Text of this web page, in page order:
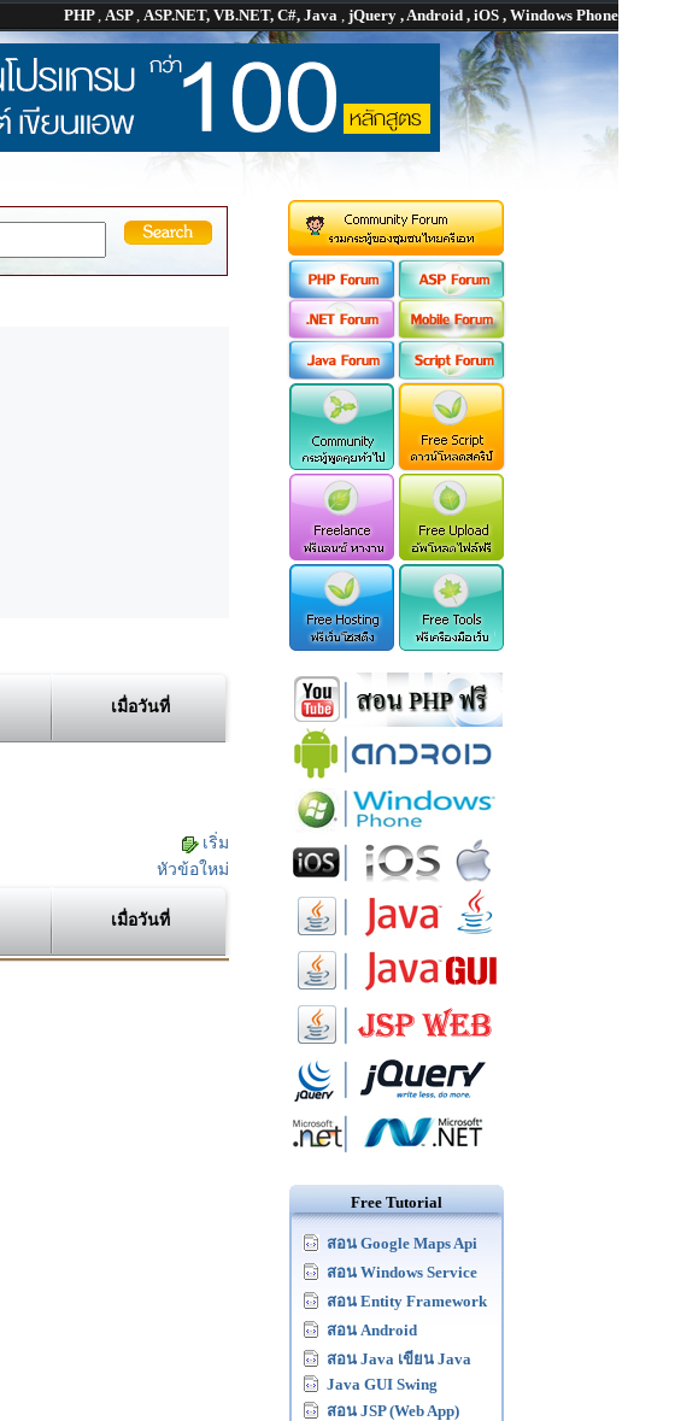
PHP, ASP, ASP.NET, VB.NET, C#, Java , jQuery , Android , iOS , Windows Phone
เมื่อวันที่
เริ่ม
หัวข้อใหม่
เมื่อวันที่
Free Tutorial
สอน Google Maps Api
สอน Windows Service
สอน Entity Framework
สอน Android
สอน Java เขียน Java
Java GUI Swing
สอน JSP (Web App)